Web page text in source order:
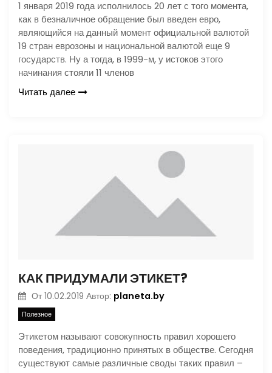
1 января 2019 года исполнилось 20 лет с того момента,
как в безналичное обращение был введен евро,
являющийся на данный момент официальной валютой
19 стран еврозоны и национальной валютой еще 9
государств. Ну а тогда, в 1999-м, у истоков этого
начинания стояли 11 членов
Читать далее
КАК ПРИДУМАЛИ ЭТИКЕТ?
От 10.02.2019 Автор: planeta.by
Полезное
Этикетом называют совокупность правил хорошего
поведения, традиционно принятых в обществе. Сегодня
существуют самые различные своды таких правил –